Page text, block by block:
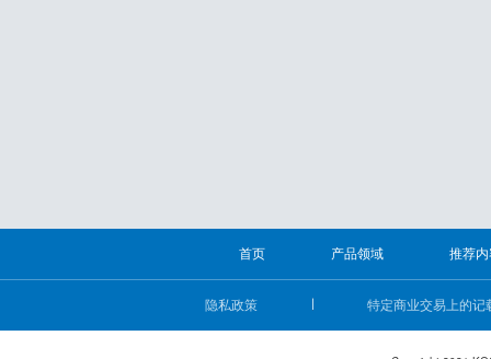
首页 产品领域 推荐
隐私政策 特定商业交易上的记